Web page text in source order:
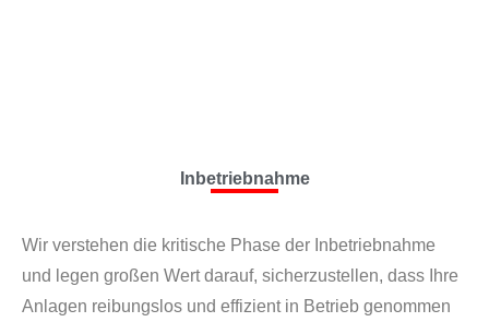
Inbetriebnahme
Wir verstehen die kritische Phase der Inbetriebnahme
und legen großen Wert darauf, sicherzustellen, dass Ihre
Anlagen reibungslos und effizient in Betrieb genommen